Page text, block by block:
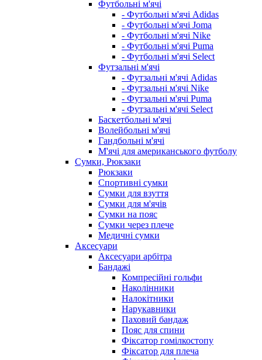
Футбольні м'ячі
- Футбольні м'ячі Adidas
- Футбольні м'ячі Joma
- Футбольні м'ячі Nike
- Футбольні м'ячі Puma
- Футбольні м'ячі Select
Футзальні м'ячі
- Футзальні м'ячі Adidas
- Футзальні м'ячі Nike
- Футзальні м'ячі Puma
- Футзальні м'ячі Select
Баскетбольні м'ячі
Волейбольні м'ячі
Гандбольні м'ячі
М'ячі для американського футболу
Сумки, Рюкзаки
Рюкзаки
Спортивні сумки
Сумки для взуття
Сумки для м'ячів
Сумки на пояс
Сумки через плече
Медичні сумки
Аксесуари
Аксесуари арбітра
Бандажі
Компресійні гольфи
Наколінники
Налокітники
Нарукавники
Паховий бандаж
Пояс для спини
Фіксатор гомілкостопу
Фіксатор для плеча